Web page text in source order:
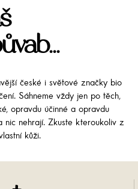
české i světové značky bio
Sáhneme vždy jen po těch,
opravdu účinné a opravdu
nic nehrají. Zkuste kteroukoliv z
kůži.